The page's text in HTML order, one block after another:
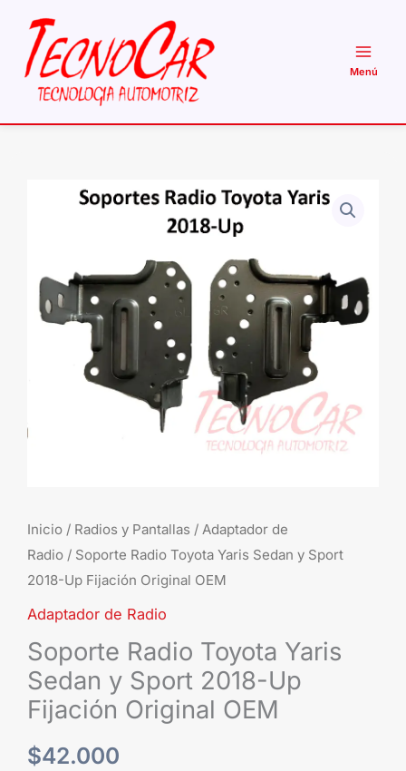
contenido
Inicio / Radios y Pantallas / Adaptador de
Radio / Soporte Radio Toyota Yaris Sedan y Sport
2018-Up Fijación Original OEM
Adaptador de Radio
Soporte Radio Toyota Yaris
Sedan y Sport 2018-Up
Fijación Original OEM
$42.000
Soporte
Yaris
Sedan
Fijación